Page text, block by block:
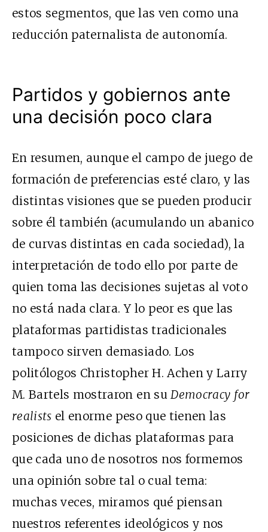
estos segmentos, que las ven como una
reducción paternalista de autonomía.
Partidos y gobiernos ante
una decisión poco clara
En resumen, aunque el campo de juego de
formación de preferencias esté claro, y las
distintas visiones que se pueden producir
sobre él también (acumulando un abanico
de curvas distintas en cada sociedad), la
interpretación de todo ello por parte de
quien toma las decisiones sujetas al voto
no está nada clara. Y lo peor es que las
plataformas partidistas tradicionales
tampoco sirven demasiado. Los
politólogos Christopher H. Achen y Larry
M. Bartels mostraron en suDemocracy for
realists el enorme peso que tienen las
posiciones de dichas plataformas para
que cada uno de nosotros nos formemos
una opinión sobre tal o cual tema:
muchas veces, miramos qué piensan
nuestros referentes ideológicos y nos